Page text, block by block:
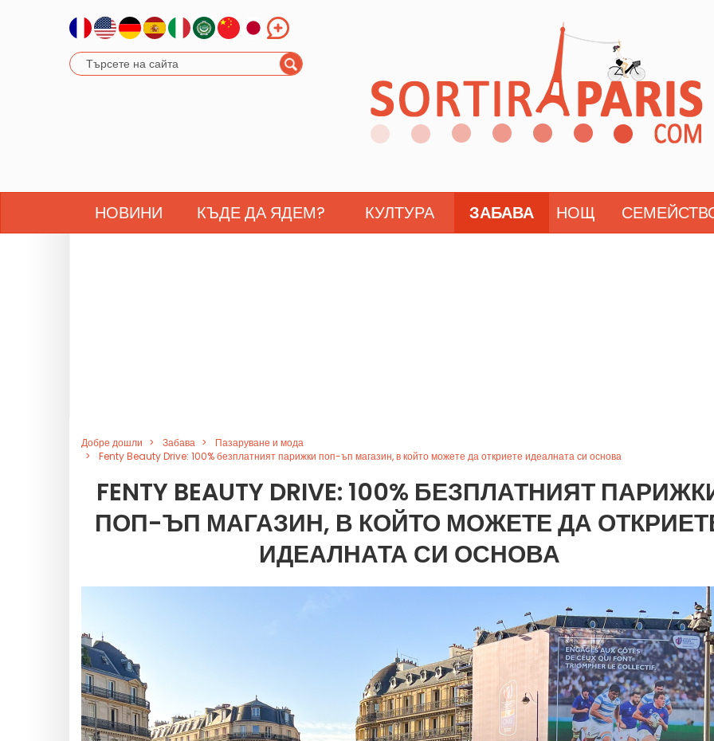
НОВИНИ КЪДЕ ДА ЯДЕМ? КУЛТУРА ЗАБАВА НОЩ
Добре дошли Забава
Пазаруване и мода
Fenty Beauty Drive: 100% безплатният парижки поп-ъп магазин, в който можете да откриете идеалната си основа
FENTY BEAUTY DRIVE: 100% БЕЗПЛАТНИЯТ
ПОП-ЪП МАГАЗИН, В КОЙТО МОЖЕТЕ ДА
ИДЕАЛНАТА СИ ОСНОВА